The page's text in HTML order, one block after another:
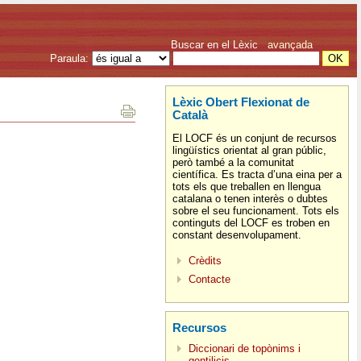
Buscar en el Lèxic avançada
Paraula:
Lèxic Obert Flexionat de
Català
El LOCF és un conjunt de recursos
lingüístics orientat al gran públic,
però també a la comunitat
científica. Es tracta d’una eina per a
tots els que treballen en llengua
catalana o tenen interès o dubtes
sobre el seu funcionament. Tots els
continguts del LOCF es troben en
constant desenvolupament.
Crèdits
Contacte
Recursos
Diccionari de topònims i